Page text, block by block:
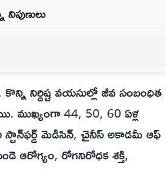
నిర్దిష్ట వయసుల్లో జీవ సంబంధిత
ముఖ్యంగా 44, 50, 60 ఏళ్ల
మెడిసిన్, చైనీస్ అకాడమీ ఆఫ్
ఆరోగ్యం, రోగనిరోధక శక్తి,